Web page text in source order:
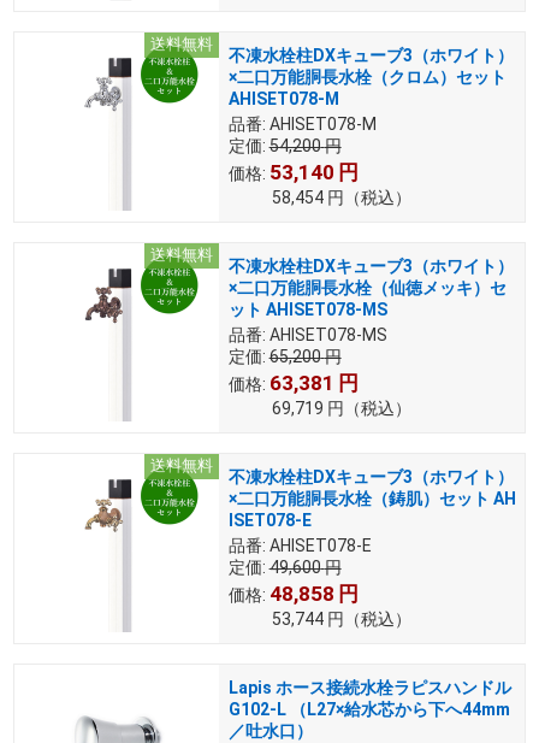
送料無料
不凍水栓柱DXキューブ3（ホワイト）
×二口万能胴長水栓（クロム）セット
AHISET078-M
品番: AHISET078-M
定価: 54,200円
価格: 53,140 円
58,454 円 （税込）
送料無料
不凍水栓柱DXキューブ3（ホワイト）
×二口万能胴長水栓（仙徳メッキ）セ
ット AHISET078-MS
品番: AHISET078-MS
定価: 65,200円
価格: 63,381 円
69,719 円 （税込）
送料無料
不凍水栓柱DXキューブ3（ホワイト）
×二口万能胴長水栓（鋳肌）セット AH
ISET078-E
品番: AHISET078-E
定価: 49,600円
価格: 48,858 円
53,744 円 （税込）
Lapis ホース接続水栓ラピスハンドル
G102-L （L27×給水芯から下へ44mm
／吐水口）